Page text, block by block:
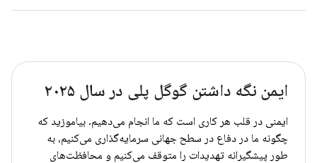
ایمن نگه داشتن گوگل پلی در سال ۲۰۲۵
ایمنی در قلب هر کاری است که ما انجام می‌دهیم. بیاموزید که
چگونه ما در دفاع در سطح جهانی سرمایه‌گذاری می‌کنیم، به
طور پیشگیرانه تهدیدات را متوقف می‌کنیم و محافظت‌های